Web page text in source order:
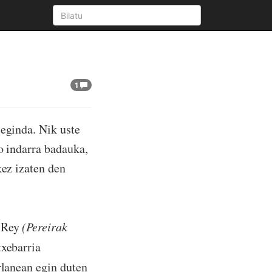
1
Nik uste
indarra badauka,
izaten den
(Pereirak
egin duten